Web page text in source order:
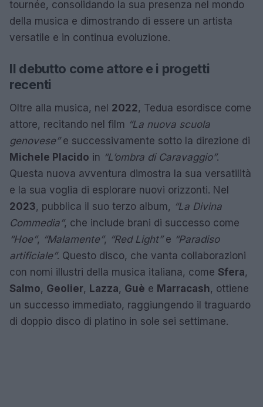
tournée, consolidando la sua presenza nel mondo
della musica e dimostrando di essere un artista
versatile e in continua evoluzione.
Il debutto come attore e i progetti
recenti
Oltre alla musica, nel 2022, Tedua esordisce come
attore, recitando nel film “La nuova scuola
genovese”e successivamente sotto la direzione di
Michele Placido in “L’ombra di Caravaggio”.
Questa nuova avventura dimostra la sua versatilità
e la sua voglia di esplorare nuovi orizzonti. Nel
2023, pubblica il suo terzo album, “La Divina
Commedia”, che include brani di successo come
“Hoe”, “Malamente”, “Red Light”e “Paradiso
artificiale”. Questo disco, che vanta collaborazioni
con nomi illustri della musica italiana, come Sfera,
Salmo, Geolier, Lazza, Guè e Marracash, ottiene
un successo immediato, raggiungendo il traguardo
di doppio disco di platino in sole sei settimane.